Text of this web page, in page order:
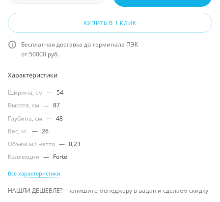
КУПИТЬ В 1 КЛИК
Бесплатная доставка до терминала ПЭК
от 50000 руб.
Характеристики
Ширина, см — 54
Высота, см — 87
Глубина, см — 48
Вес, кг. — 26
Объем м3 нетто — 0,23
Коллекция — Forte
Все характеристики
НАШЛИ ДЕШЕВЛЕ? - напишите менеджеру в вацап и сделаем скидку